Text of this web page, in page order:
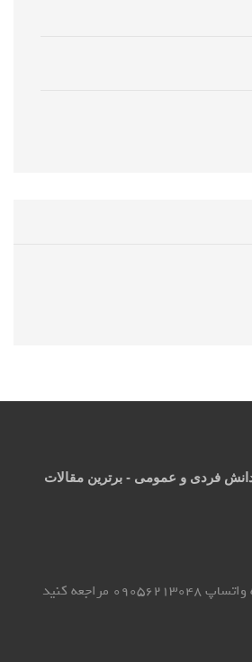
فردی و عمومی - برترین مقالات
مراجعه کنید